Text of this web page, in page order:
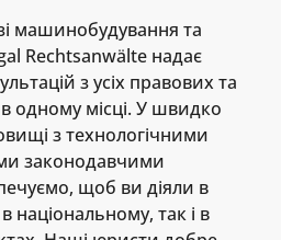
машинобудування та
Rechtsanwälte надає
з усіх правових та
одному місці. У швидко
з технологічними
законодавчими
щоб ви діяли в
національному, так і в